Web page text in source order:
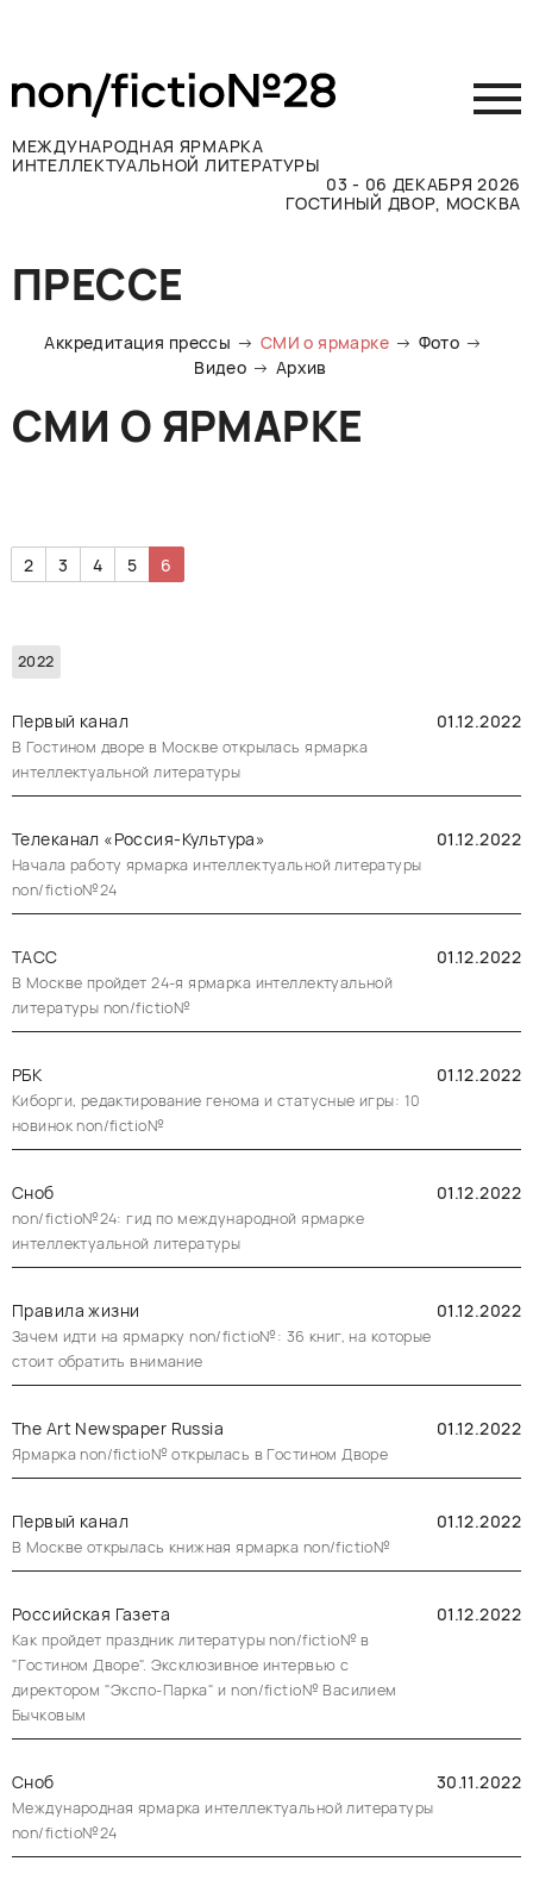
МЕЖДУНАРОДНАЯ ЯРМАРКА
ИНТЕЛЛЕКТУАЛЬНОЙ ЛИТЕРАТУРЫ
03 - 06 ДЕКАБРЯ 2026
ГОСТИНЫЙ ДВОР, МОСКВА
Принять участие
Участникам
Посетителям
Прессе
Конкурсы
РУССКИЙ ENGLISH
ПРЕССЕ
Аккредитация прессы СМИ о ярмарке
Фото
Видео
Архив
СМИ О ЯРМАРКЕ
2 3 4 5 6
2022
Первый канал
В Гостином дворе в Москве открылась ярмарка
интеллектуальной литературы
01.12.2022
Телеканал «Россия-Культура»
Начала работу ярмарка интеллектуальной литературы
non/fictio№24
01.12.2022
ТАСС
В Москве пройдет 24-я ярмарка интеллектуальной
литературы non/fictio№
01.12.2022
РБК
Киборги, редактирование генома и статусные игры: 10
новинок non/fictio№
01.12.2022
Сноб
non/fictio№24: гид по международной ярмарке
интеллектуальной литературы
01.12.2022
Правила жизни
Зачем идти на ярмарку non/fictio№: 36 книг, на которые
стоит обратить внимание
01.12.2022
The Art Newspaper Russia
Ярмарка non/fictio№ открылась в Гостином Дворе
01.12.2022
Первый канал
В Москве открылась книжная ярмарка non/fictio№
01.12.2022
Российская Газета
Как пройдет праздник литературы non/fictio№ в
"Гостином Дворе". Эксклюзивное интервью с
директором "Экспо-Парка" и non/fictio№ Василием
Бычковым
01.12.2022
Сноб
Международная ярмарка интеллектуальной литературы
non/fictio№24
30.11.2022